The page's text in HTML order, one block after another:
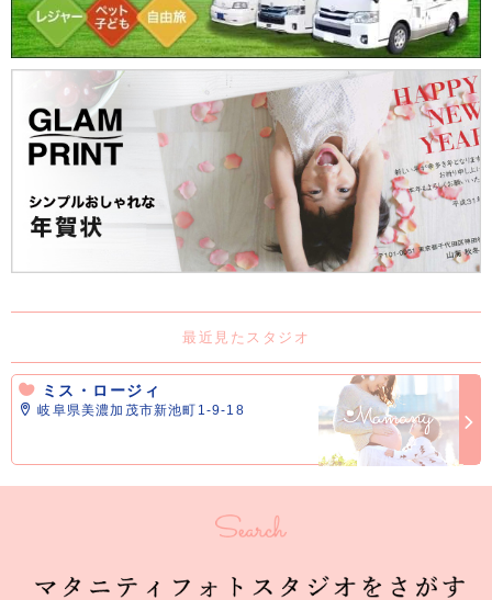
最近見たスタジオ
ミス・ロージィ
岐阜県美濃加茂市新池町1-9-18